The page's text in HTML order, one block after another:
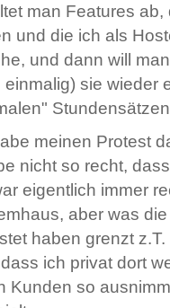
man Features
und die ich als
und dann will
einmalig) sie wieder
meinen Protest
nicht so recht,
eigentlich immer
aber was
haben grenzt
ich privat dort
Kunden so